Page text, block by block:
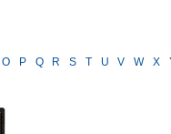
O P Q R S T U V W X